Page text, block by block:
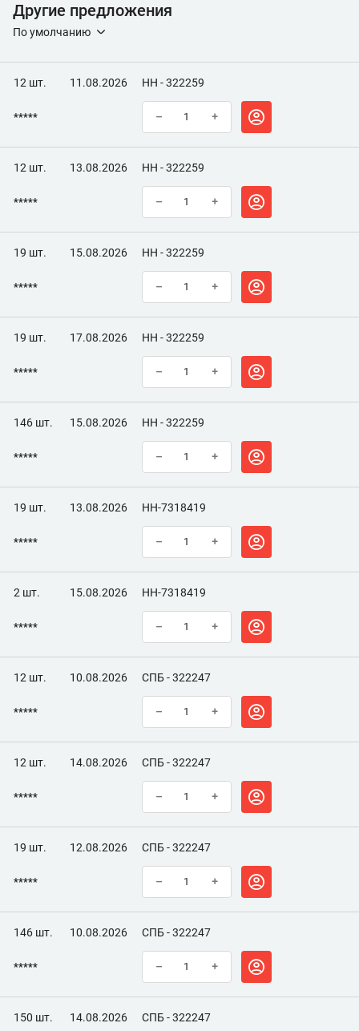
Время полного высыхания, ч
Объем, мл
Минимальная температура эксплуатации, °C -50
Другие предложения
По умолчанию
12 шт. 11.08.2026 НН - 322259
***** – +
12 шт. 13.08.2026 НН - 322259
***** – +
19 шт. 15.08.2026 НН - 322259
***** – +
19 шт. 17.08.2026 НН - 322259
***** – +
146 шт. 15.08.2026 НН - 322259
***** – +
19 шт. 13.08.2026 НН-7318419
***** – +
2 шт. 15.08.2026 НН-7318419
***** – +
12 шт. 10.08.2026 СПБ - 322247
***** – +
12 шт. 14.08.2026 СПБ - 322247
***** – +
19 шт. 12.08.2026 СПБ - 322247
***** – +
146 шт. 10.08.2026 СПБ - 322247
***** – +
150 шт. 14.08.2026 СПБ - 322247